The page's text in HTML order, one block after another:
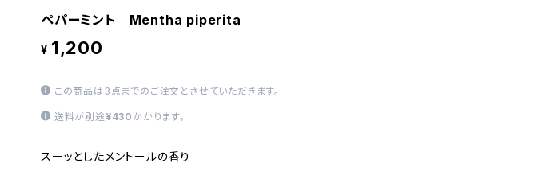
ペパーミント Mentha piperita
¥ 1,200
この商品は3点までのご注文とさせていただきます。
送料が別途 ¥430 かかります。
スーッとしたメントールの香り